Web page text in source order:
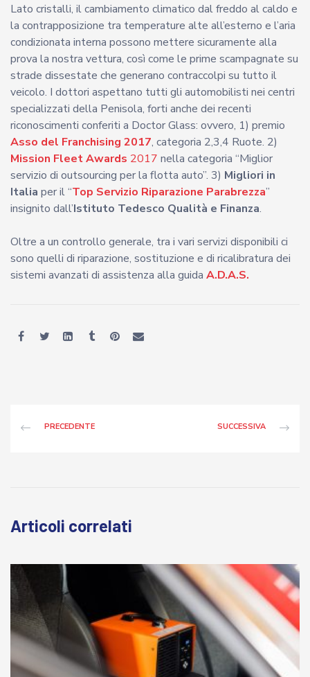
Lato cristalli, il cambiamento climatico dal freddo al caldo e
la contrapposizione tra temperature alte all’esterno e l’aria
condizionata interna possono mettere sicuramente alla
prova la nostra vettura, così come le prime scampagnate su
strade dissestate che generano contraccolpi su tutto il
veicolo. I dottori aspettano tutti gli automobilisti nei centri
specializzati della Penisola, forti anche dei recenti
riconoscimenti conferiti a Doctor Glass: ovvero, 1) premio
Asso del Franchising 2017, categoria 2,3,4 Ruote. 2)
Mission Fleet Awards 2017 nella categoria “Miglior
servizio di outsourcing per la flotta auto”. 3) Migliori in
Italia per il “Top Servizio Riparazione Parabrezza”
insignito dall’Istituto Tedesco Qualità e Finanza.
Oltre a un controllo generale, tra i vari servizi disponibili ci
sono quelli di riparazione, sostituzione e di ricalibratura dei
sistemi avanzati di assistenza alla guida A.D.A.S.
PRECEDENTE SUCCESSIVA
Articoli correlati